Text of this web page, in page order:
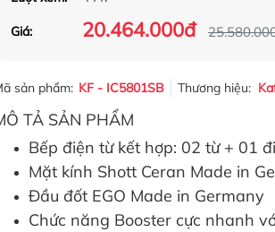
Giá: 20.464.000đ
sản phẩm: KF - IC5801SB Thương hiệu:
TẢ SẢN PHẨM
Bếp điện từ kết hợp: 02 từ + 01
Mặt kính Shott Ceran Made in
Đầu đốt EGO Made in Germany
Chức năng Booster cực nhanh